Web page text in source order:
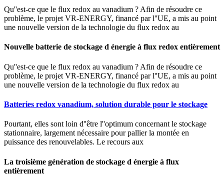
Qu''est-ce que le flux redox au vanadium ? Afin de résoudre ce
problème, le projet VR-ENERGY, financé par l''UE, a mis au point
une nouvelle version de la technologie du flux redox au
Nouvelle batterie de stockage d énergie à flux redox entièrement
Qu''est-ce que le flux redox au vanadium ? Afin de résoudre ce
problème, le projet VR-ENERGY, financé par l''UE, a mis au point
une nouvelle version de la technologie du flux redox au
Batteries redox vanadium, solution durable pour le stockage
Pourtant, elles sont loin d''être l''optimum concernant le stockage
stationnaire, largement nécessaire pour pallier la montée en
puissance des renouvelables. Le recours aux
La troisième génération de stockage d énergie à flux
entièrement